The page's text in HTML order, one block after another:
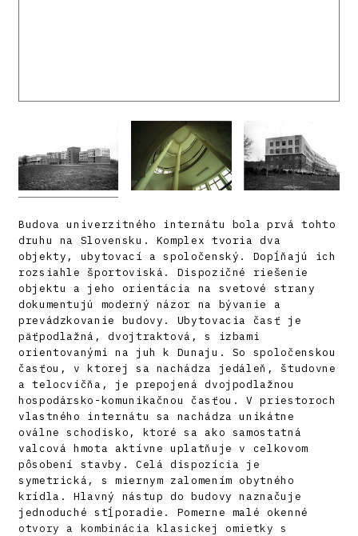
Budova univerzitného internátu bola prvá tohto
druhu na Slovensku. Komplex tvoria dva
objekty, ubytovací a spoločenský. Dopĺňajú ich
rozsiahle športoviská. Dispozičné riešenie
objektu a jeho orientácia na svetové strany
dokumentujú moderný názor na bývanie a
prevádzkovanie budovy. Ubytovacia časť je
päťpodlažná, dvojtraktová, s izbami
orientovanými na juh k Dunaju. So spoločenskou
časťou, v ktorej sa nachádza jedáleň, študovne
a telocvičňa, je prepojená dvojpodlažnou
hospodársko-komunikačnou časťou. V priestoroch
vlastného internátu sa nachádza unikátne
oválne schodisko, ktoré sa ako samostatná
valcová hmota aktívne uplatňuje v celkovom
pôsobení stavby. Celá dispozícia je
symetrická, s miernym zalomením obytného
krídla. Hlavný nástup do budovy naznačuje
jednoduché stĺporadie. Pomerne malé okenné
otvory a kombinácia klasickej omietky s